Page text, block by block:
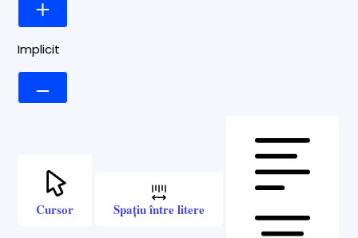
Implicit
Cursor Spațiu între litere